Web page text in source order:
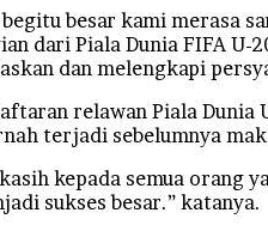
besar kami merasa
dari Piala Dunia FIFA
dan melengkapi
relawan Piala
terjadi sebelumnya
kepada semua orang
sukses besar.” katanya.